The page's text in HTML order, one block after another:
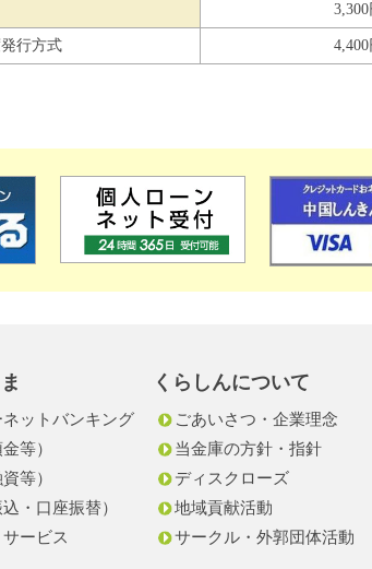
3,300
行方式 4,400
ットバンキング
等）
等）
・口座振替）
ービス
くらしんについて
ごあいさつ・企業理念
当金庫の方針・指針
ディスクローズ
地域貢献活動
サークル・外郭団体活動